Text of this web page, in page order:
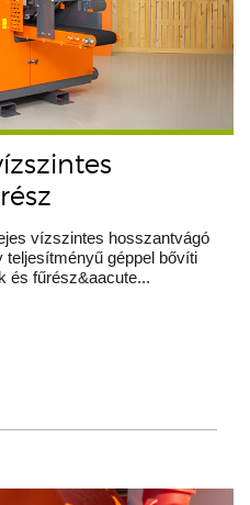
vízszintes hosszantvágó
géppel bővíti
és fűrész&aacute...